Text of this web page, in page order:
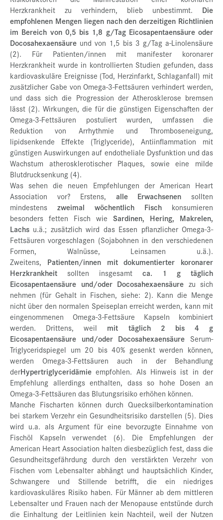
Herzkrankheit zu verhindern, blieb unbestimmt. Die
empfohlenen Mengen liegen nach den derzeitigen Richtlinien
im Bereich von 0,5 bis 1,8 g/Tag Eicosapentaensäure oder
Docosahexaensäure und von 1,5 bis 3 g/Tag a-Linolensäure
(2). Für Patienten/innen mit manifester koronarer
Herzkrankheit wurde in kontrollierten Studien gefunden, dass
kardiovaskuläre Ereignisse (Tod, Herzinfarkt, Schlaganfall) mit
zusätzlicher Gabe von Omega-3-Fettsäuren verhindert werden,
und dass sich die Progression der Atherosklerose bremsen
lässt (2). Wirkungen, die für die günstigen Eigenschaften der
Omega-3-Fettsäuren postuliert wurden, umfassen die
Reduktion von Arrhythmie und Thromboseneigung,
lipidsenkende Effekte (Triglyceride), Antiinflammation mit
günstigen Auswirkungen auf endotheliale Dysfunktion und das
Wachstum atherosklerotischer Plaques, sowie eine milde
Blutdrucksenkung (4).
Was sehen die neuen Empfehlungen der American Heart
Association vor? Erstens, alle Erwachsenen sollten
mindestens zweimal wöchentlich Fisch konsumieren
besonders fetten Fisch wie Sardinen, Hering, Makrelen,
Lachs u.ä.; zusätzlich wird das Essen pflanzlicher Omega-3-
Fettsäuren vorgeschlagen (Sojabohnen in den verschiedenen
Formen, Walnüsse, Leinsamen u.ä.).
Zweitens, Patienten/innen mit dokumentierter koronarer
Herzkrankheit sollten insgesamt ca. 1 g täglich
Eicosapentaensäure und/oder Docosahexaensäure zu sich
nehmen (für Gehalt in Fischen, siehe: 2). Kann die Menge
nicht über den normalen Speiseplan erreicht werden, kann mit
eingenommenen Omega-3-Fettsäure Kapseln kombiniert
werden. Drittens, weil mit täglich 2 bis 4 g
Eicosapentaensäure und/oder Docosahexaensäure Serum-
Triglyceridspiegel um 20 bis 40% gesenkt werden können,
werden Omega-3-Fettsäuren auch in der Behandlung
derHypertriglyceridämie empfohlen. Als Hinweis ist in der
Empfehlung allerdings enthalten, dass so hohe Dosen an
Omega-3-Fettsäuren das Blutungsrisiko erhöhen können.
Manche Fischarten können durch Quecksilberkontamination
bei starkem Verzehr ein Gesundheitsrisiko darstellen (5). Dies
wird u.a. als Argument für eine bevorzugte Einnahme von
Fischöl Kapseln verwendet (6). Die Empfehlungen der
American Heart Association halten diesbezüglich fest, dass die
Gesundheitsgefährdung durch den verstärkten Verzehr von
Fischen vom Lebensalter abhängt und hauptsächlich Kinder,
Schwangere und Stillende betrifft, die ein niedriges
kardiovaskuläres Risiko haben. Für Männer ab dem mittleren
Lebensalter und Frauen nach der Menopause entstünde durch
die Einhaltung der Leitlinien kein Nachteil, weil der Nutzen